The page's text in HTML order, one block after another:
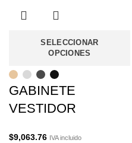
SELECCIONAR
OPCIONES
GABINETE
VESTIDOR
$9,063.76 IVA incluido